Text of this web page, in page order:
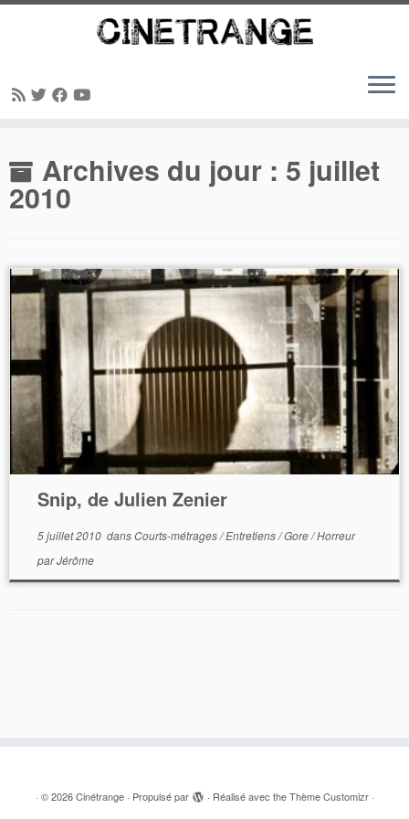
au
contenuArchives du jour : 5 juillet
2010
Snip, de Julien Zenier
5 juillet 2010dansCourts-métrages/Entretiens/Gore/Horreur
parJérôme
· © 2026 Cinétrange· Propulsé par · Réalisé avec theThème Customizr·